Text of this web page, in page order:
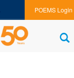
POEMS Login